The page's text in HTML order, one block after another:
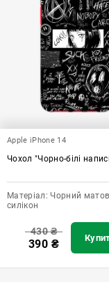
Apple iPhone 14
Чохол "Чорно-білі
Матеріал: Чорний
силікон
430₴
390 ₴